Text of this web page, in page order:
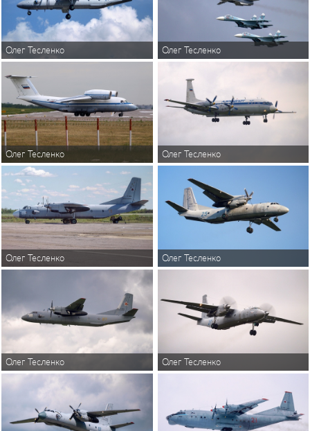
Олег Тесленко Олег Тесленко
Олег Тесленко Олег Тесленко
Олег Тесленко Олег Тесленко
Олег Тесленко Олег Тесленко